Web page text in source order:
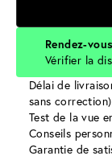
Rendez-
Vérifier la
Délai de
sans correction)
Test de la vue
Conseils
Garantie de